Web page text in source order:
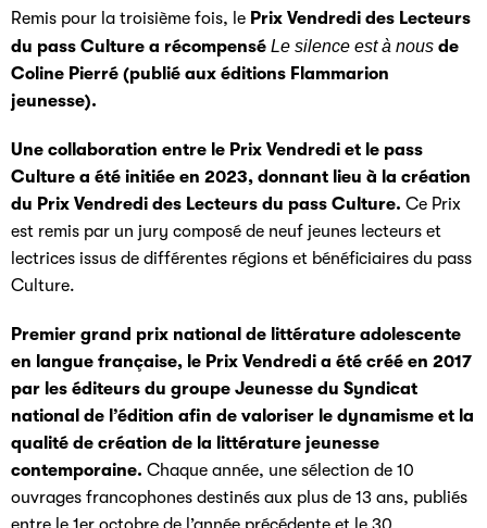
Remis pour la troisième fois, le Prix Vendredi des Lecteurs
du pass Culture a récompensé Le silence est à nous de
Coline Pierré (publié aux éditions Flammarion
jeunesse).
Une collaboration entre le Prix Vendredi et le pass
Culture a été initiée en 2023, donnant lieu à la création
du Prix Vendredi des Lecteurs du pass Culture. Ce Prix
est remis par un jury composé de neuf jeunes lecteurs et
lectrices issus de différentes régions et bénéficiaires du pass
Culture.
Premier grand prix national de littérature adolescente
en langue française, le Prix Vendredi a été créé en 2017
par les éditeurs du groupe Jeunesse du Syndicat
national de l’édition afin de valoriser le dynamisme et la
qualité de création de la littérature jeunesse
contemporaine. Chaque année, une sélection de 10
ouvrages francophones destinés aux plus de 13 ans, publiés